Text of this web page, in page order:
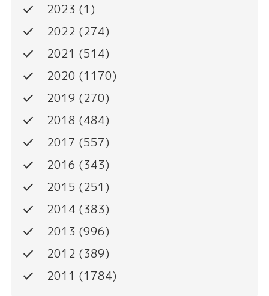
done 2023 (1)
done 2022 (274)
done 2021 (514)
done 2020 (1170)
done 2019 (270)
done 2018 (484)
done 2017 (557)
done 2016 (343)
done 2015 (251)
done 2014 (383)
done 2013 (996)
done 2012 (389)
done 2011 (1784)